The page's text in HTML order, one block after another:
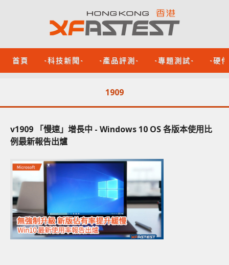
首頁 -科技新聞- -產品評測- -專題測試- -硬
1909
v1909 「慢速」增長中 - Windows 10 OS 各版本使用比
例最新報告出爐